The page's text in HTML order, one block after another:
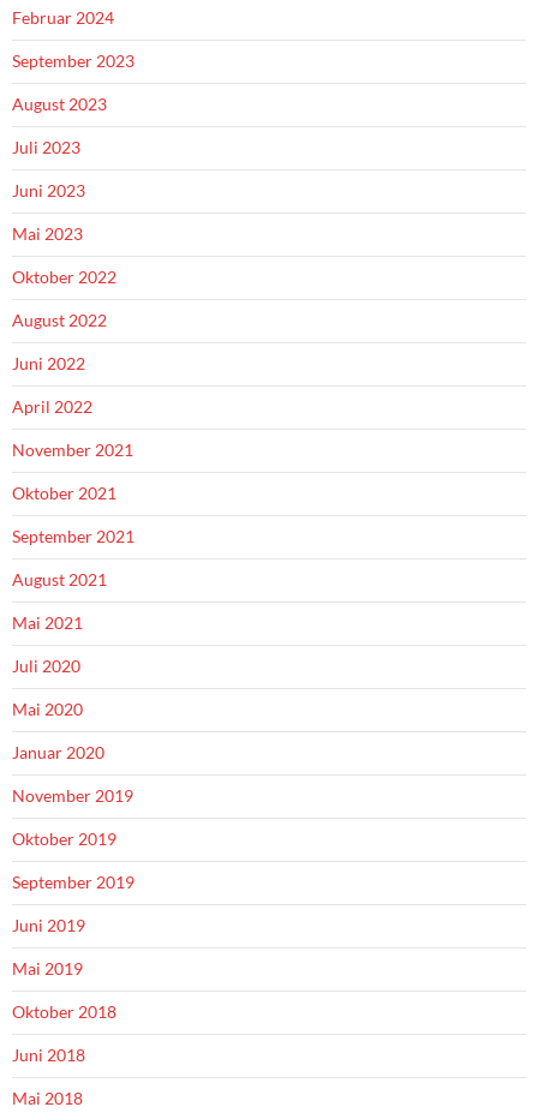
Februar 2024
September 2023
August 2023
Juli 2023
Juni 2023
Mai 2023
Oktober 2022
August 2022
Juni 2022
April 2022
November 2021
Oktober 2021
September 2021
August 2021
Mai 2021
Juli 2020
Mai 2020
Januar 2020
November 2019
Oktober 2019
September 2019
Juni 2019
Mai 2019
Oktober 2018
Juni 2018
Mai 2018